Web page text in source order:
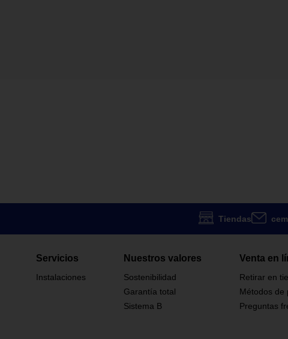
Tiendas
Servicios
Instalaciones
Nuestros valores
Sostenibilidad
Garantía total
Sistema B
Venta en
Retirar en
Métodos de
Preguntas